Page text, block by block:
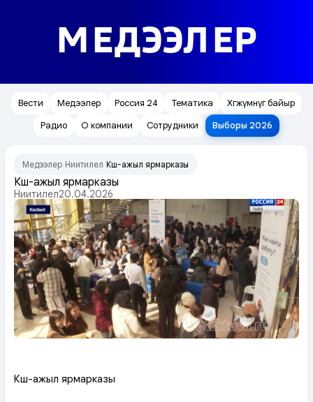
МЕДЭЭЛЕР
Вести Медээлер Россия 24 Тематика
Хөгжүмнүг байыр
Радио
О компании Сотрудники Выборы 2026
Медээлер Ниитилел Күш-ажыл ярмарказы
Күш-ажыл ярмарказы
Ниитилел20.04.2026
Күш-ажыл ярмарказы